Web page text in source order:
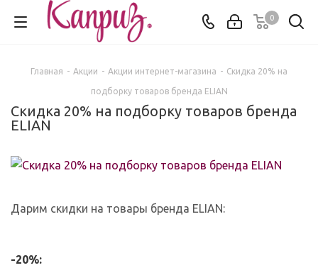
0
Главная - Акции - Акции интернет-магазина - Скидка 20% на
подборку товаров бренда ELIAN
Скидка 20% на подборку товаров бренда
ELIAN
Дарим скидки на товары бренда ELIAN:
-20%: